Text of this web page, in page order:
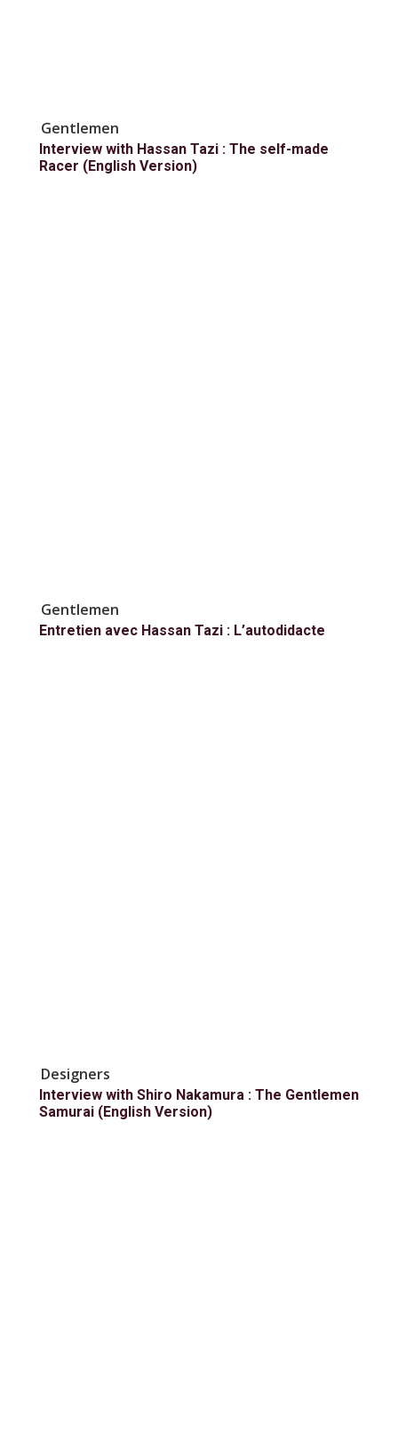
Gentlemen
Interview with Hassan Tazi : The self-made
Racer (English Version)
Gentlemen
Entretien avec Hassan Tazi : L’autodidacte
Designers
Interview with Shiro Nakamura : The Gentlemen
Samurai (English Version)